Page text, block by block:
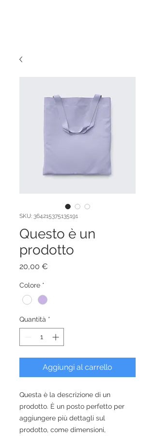
SKU: 364215375135191
Questo è un
prodotto
20,00 €
Colore *
Quantità *
Aggiungi al carrello
Questa è la descrizione di un
prodotto. È un posto perfetto per
aggiungere più dettagli sul
prodotto, come dimensioni,